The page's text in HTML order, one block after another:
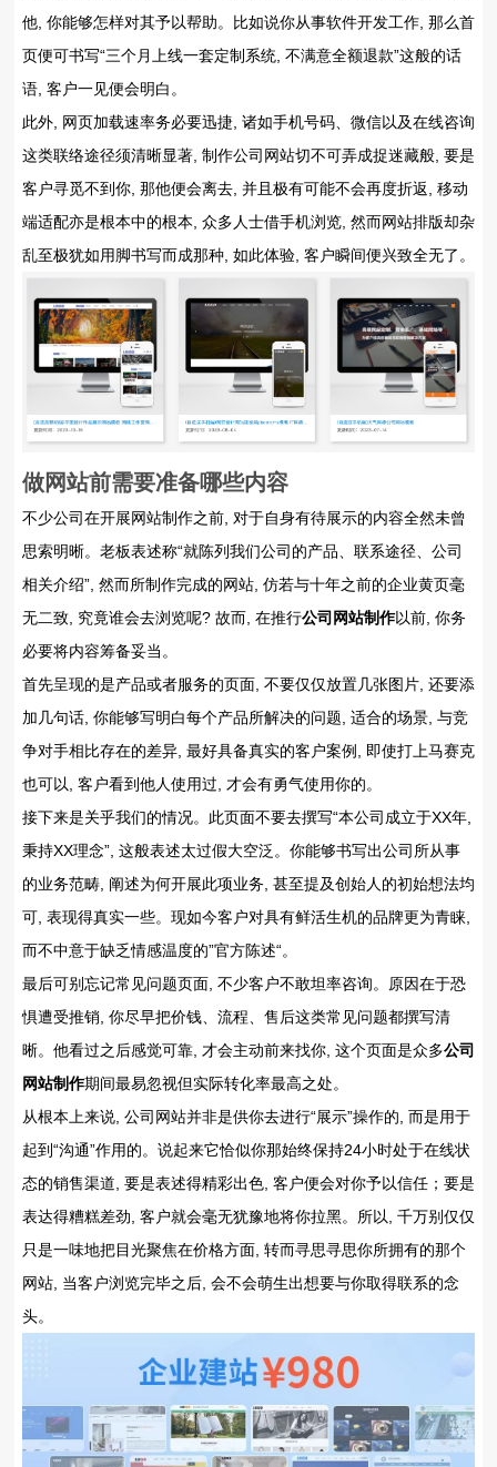
他, 你能够怎样对其予以帮助。比如说你从事软件开发工作, 那么首
页便可书写“三个月上线一套定制系统, 不满意全额退款”这般的话
语, 客户一见便会明白。
此外, 网页加载速率务必要迅捷, 诸如手机号码、微信以及在线咨询
这类联络途径须清晰显著, 制作公司网站切不可弄成捉迷藏般, 要是
客户寻觅不到你, 那他便会离去, 并且极有可能不会再度折返, 移动
端适配亦是根本中的根本, 众多人士借手机浏览, 然而网站排版却杂
乱至极犹如用脚书写而成那种, 如此体验, 客户瞬间便兴致全无了。
做网站前需要准备哪些内容
不少公司在开展网站制作之前, 对于自身有待展示的内容全然未曾
思索明晰。老板表述称“就陈列我们公司的产品、联系途径、公司
相关介绍”, 然而所制作完成的网站, 仿若与十年之前的企业黄页毫
无二致, 究竟谁会去浏览呢? 故而, 在推行公司网站制作以前, 你务
必要将内容筹备妥当。
首先呈现的是产品或者服务的页面, 不要仅仅放置几张图片, 还要添
加几句话, 你能够写明白每个产品所解决的问题, 适合的场景, 与竞
争对手相比存在的差异, 最好具备真实的客户案例, 即使打上马赛克
也可以, 客户看到他人使用过, 才会有勇气使用你的。
接下来是关乎我们的情况。此页面不要去撰写“本公司成立于XX年,
秉持XX理念”, 这般表述太过假大空泛。你能够书写出公司所从事
的业务范畴, 阐述为何开展此项业务, 甚至提及创始人的初始想法均
可, 表现得真实一些。现如今客户对具有鲜活生机的品牌更为青睐,
而不中意于缺乏情感温度的”官方陈述“。
最后可别忘记常见问题页面, 不少客户不敢坦率咨询。原因在于恐
惧遭受推销, 你尽早把价钱、流程、售后这类常见问题都撰写清
晰。他看过之后感觉可靠, 才会主动前来找你, 这个页面是众多公司
网站制作期间最易忽视但实际转化率最高之处。
从根本上来说, 公司网站并非是供你去进行“展示”操作的, 而是用于
起到“沟通”作用的。说起来它恰似你那始终保持24小时处于在线状
态的销售渠道, 要是表述得精彩出色, 客户便会对你予以信任；要是
表达得糟糕差劲, 客户就会毫无犹豫地将你拉黑。所以, 千万别仅仅
只是一味地把目光聚焦在价格方面, 转而寻思寻思你所拥有的那个
网站, 当客户浏览完毕之后, 会不会萌生出想要与你取得联系的念
头。